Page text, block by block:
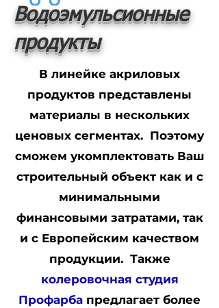
Водоэмульсионные
продукты
В линейке акриловых
продуктов представлены
материалы в нескольких
ценовых сегментах. Поэтому
сможем укомплектовать Ваш
строительный объект как и с
минимальными
финансовыми затратами, так
и с Европейским качеством
продукции. Также
колеровочная студия
Профарба предлагает более